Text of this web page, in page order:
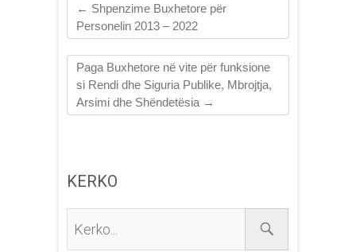
← Shpenzime Buxhetore për
Personelin 2013 – 2022
Paga Buxhetore në vite për funksione
si Rendi dhe Siguria Publike, Mbrojtja,
Arsimi dhe Shëndetësia →
KERKO